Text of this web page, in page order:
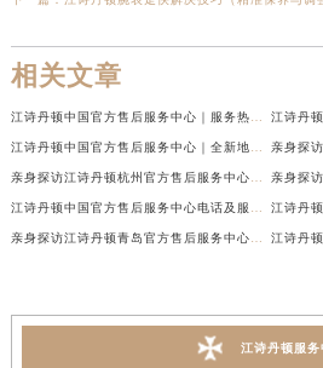
相关文章
江诗丹顿服务